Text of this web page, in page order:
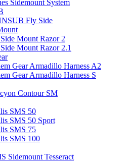
Sidemount System
Fly Side
Mount Razor 2
Mount Razor 2.1
Gear Armadillo Harness A2
Gear Armadillo Harness S
Contour SM
SMS 50
SMS 50 Sport
SMS 75
SMS 100
Sidemount Tesseract